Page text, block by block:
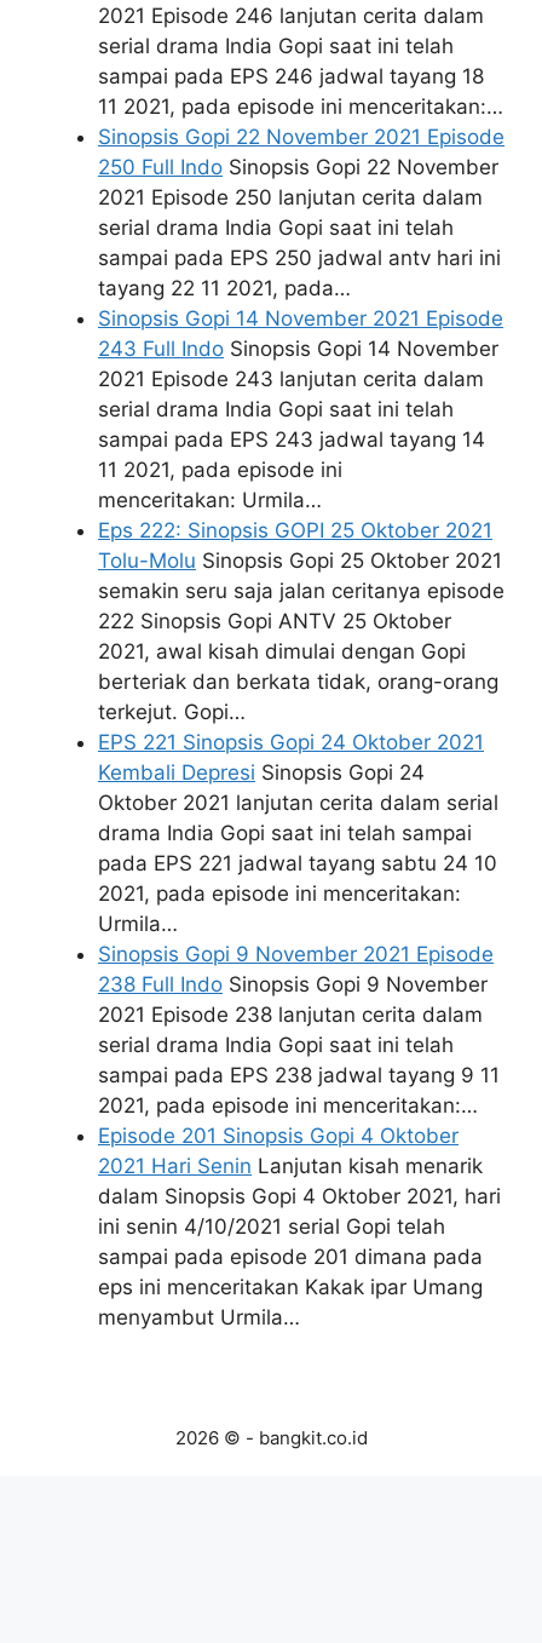
2021 Episode 246 lanjutan cerita dalam
serial drama India Gopi saat ini telah
sampai pada EPS 246 jadwal tayang 18
11 2021, pada episode ini menceritakan:…
Sinopsis Gopi 22 November 2021 Episode
250 Full Indo Sinopsis Gopi 22 November
2021 Episode 250 lanjutan cerita dalam
serial drama India Gopi saat ini telah
sampai pada EPS 250 jadwal antv hari ini
tayang 22 11 2021, pada…
Sinopsis Gopi 14 November 2021 Episode
243 Full Indo Sinopsis Gopi 14 November
2021 Episode 243 lanjutan cerita dalam
serial drama India Gopi saat ini telah
sampai pada EPS 243 jadwal tayang 14
11 2021, pada episode ini
menceritakan: Urmila…
Eps 222: Sinopsis GOPI 25 Oktober 2021
Tolu-Molu Sinopsis Gopi 25 Oktober 2021
semakin seru saja jalan ceritanya episode
222 Sinopsis Gopi ANTV 25 Oktober
2021, awal kisah dimulai dengan Gopi
berteriak dan berkata tidak, orang-orang
terkejut. Gopi…
EPS 221 Sinopsis Gopi 24 Oktober 2021
Kembali Depresi Sinopsis Gopi 24
Oktober 2021 lanjutan cerita dalam serial
drama India Gopi saat ini telah sampai
pada EPS 221 jadwal tayang sabtu 24 10
2021, pada episode ini menceritakan:
Urmila…
Sinopsis Gopi 9 November 2021 Episode
238 Full Indo Sinopsis Gopi 9 November
2021 Episode 238 lanjutan cerita dalam
serial drama India Gopi saat ini telah
sampai pada EPS 238 jadwal tayang 9 11
2021, pada episode ini menceritakan:…
Episode 201 Sinopsis Gopi 4 Oktober
2021 Hari Senin Lanjutan kisah menarik
dalam Sinopsis Gopi 4 Oktober 2021, hari
ini senin 4/10/2021 serial Gopi telah
sampai pada episode 201 dimana pada
eps ini menceritakan Kakak ipar Umang
menyambut Urmila…
2026 © - bangkit.co.id